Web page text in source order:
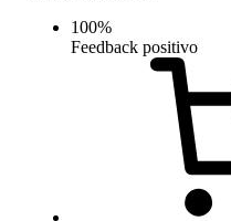
100%
Feedback positivo